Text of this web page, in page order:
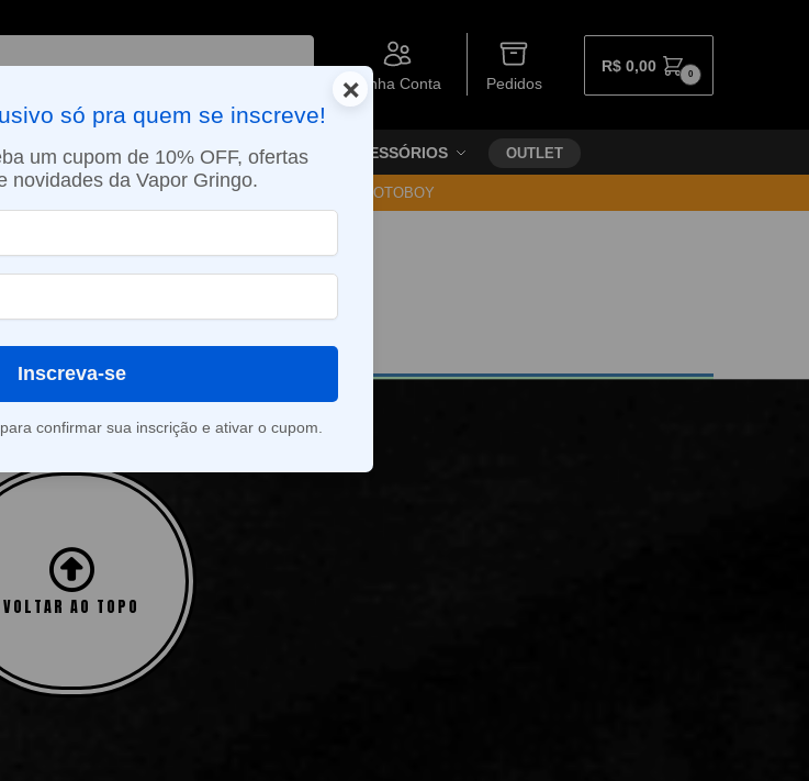
Minha Conta Pedidos
R$ 0,00 0
E-LIQUÍDOS NICOTINA ORAL ACESSÓRIOS OUTLET
A SEX): PEDIDOS APROVADOS ATÉ 15:30 VIA MOTOBOY
a sua seleção.
VOLTAR AO TOPO
×
só pra quem se inscreve!
um cupom de 10% OFF, ofertas
novidades da Vapor Gringo.
Inscreva-se
confirmar sua inscrição e ativar o cupom.